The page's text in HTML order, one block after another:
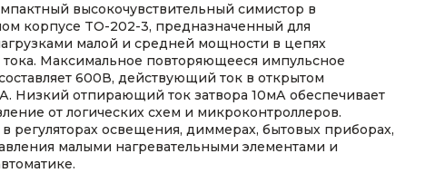
высокочувствительный симистор в
корпусе TO-202-3, предназначенный для
малой и средней мощности в цепях
Максимальное повторяющееся импульсное
600В, действующий ток в открытом
Низкий отпирающий ток затвора 10мА обеспечивает
от логических схем и микроконтроллеров.
регуляторах освещения, диммерах, бытовых приборах,
малыми нагревательными элементами и